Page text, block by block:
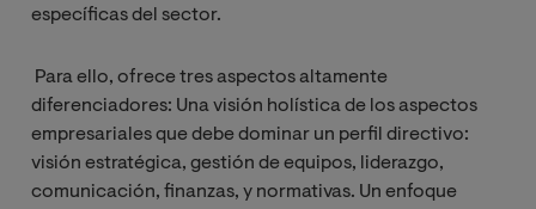
específicas del sector.
Para ello, ofrece tres aspectos altamente
diferenciadores: Una visión holística de los aspectos
empresariales que debe dominar un perfil directivo:
visión estratégica, gestión de equipos, liderazgo,
comunicación, finanzas, y normativas. Un enfoque